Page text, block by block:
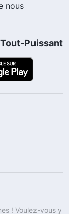
nous
Tout-Puissant
! Voulez-vous y